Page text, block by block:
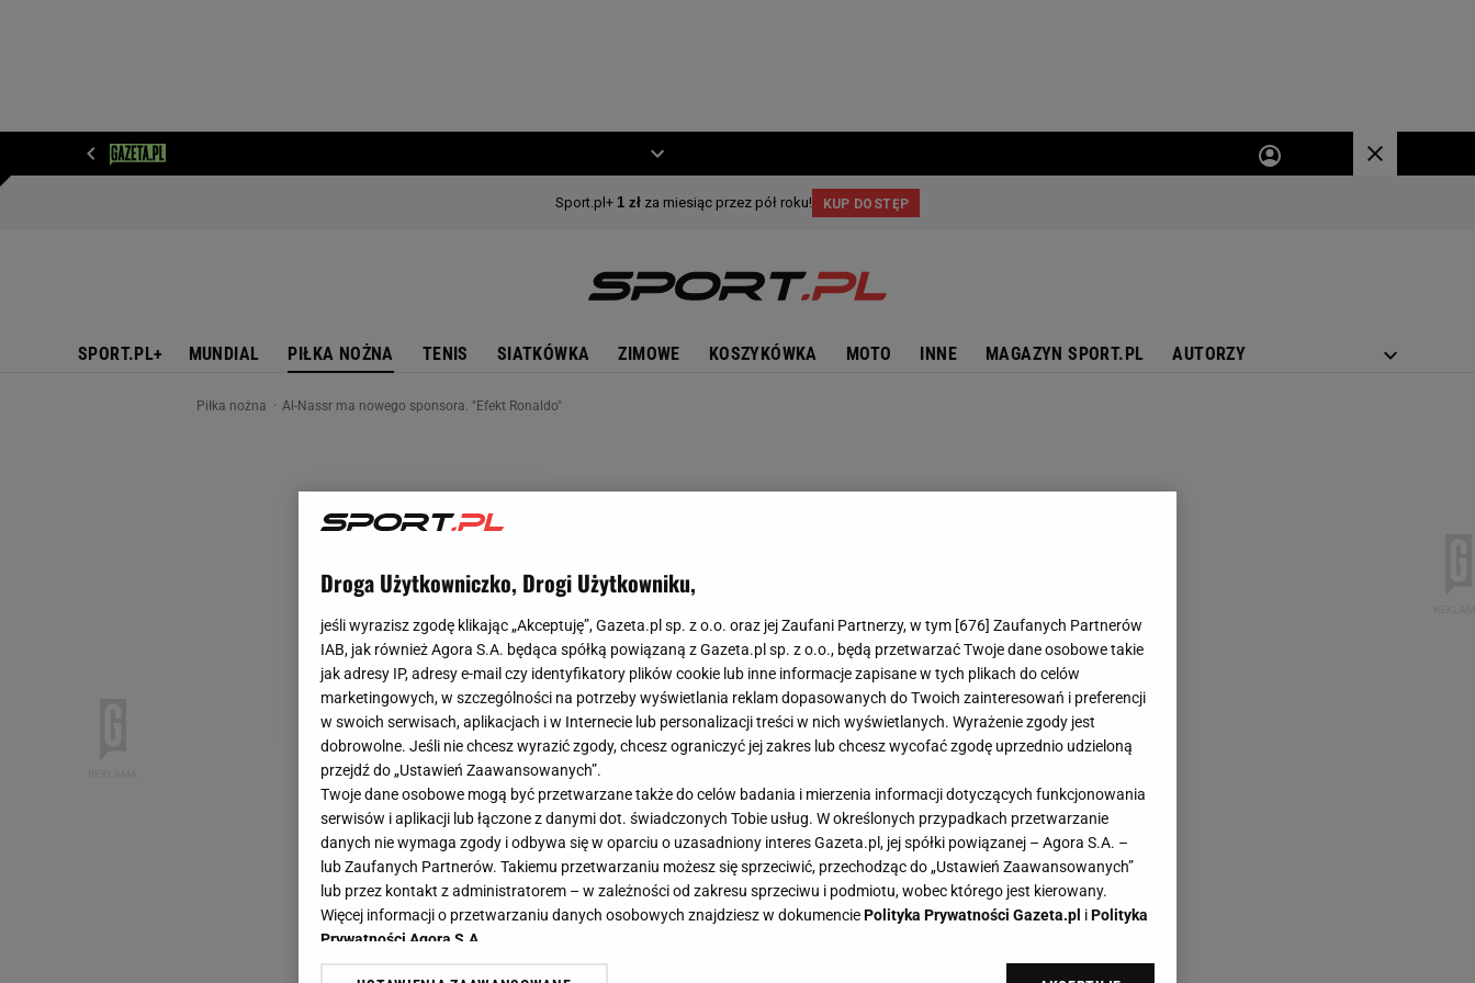
SPORT.PL+ MUNDIAL PIŁKA NOŻNA TENIS SIATKÓWKA ZIMOWE KOSZYKÓWKA MOTO INNE MAGAZYN SPORT.PL AUTORZY
Piłka nożna Al-Nassr ma nowego sponsora. "Efekt Ronaldo"
Droga Użytkowniczko, Drogi Użytkowniku,
jeśli wyrazisz zgodę klikając „Akceptuję”, Gazeta.pl sp. z o.o. oraz jej Zaufani Partnerzy, w tym [676] Zaufanych Partnerów
IAB, jak również Agora S.A. będąca spółką powiązaną z Gazeta.pl sp. z o.o., będą przetwarzać Twoje dane osobowe takie
jak adresy IP, adresy e-mail czy identyfikatory plików cookie lub inne informacje zapisane w tych plikach do celów
marketingowych, w szczególności na potrzeby wyświetlania reklam dopasowanych do Twoich zainteresowań i preferencji
w swoich serwisach, aplikacjach i w Internecie lub personalizacji treści w nich wyświetlanych. Wyrażenie zgody jest
dobrowolne. Jeśli nie chcesz wyrazić zgody, chcesz ograniczyć jej zakres lub chcesz wycofać zgodę uprzednio udzieloną
przejdź do „Ustawień Zaawansowanych”.
Twoje dane osobowe mogą być przetwarzane także do celów badania i mierzenia informacji dotyczących funkcjonowania
serwisów i aplikacji lub łączone z danymi dot. świadczonych Tobie usług. W określonych przypadkach przetwarzanie
danych nie wymaga zgody i odbywa się w oparciu o uzasadniony interes Gazeta.pl, jej spółki powiązanej – Agora S.A. –
lub Zaufanych Partnerów. Takiemu przetwarzaniu możesz się sprzeciwić, przechodząc do „Ustawień Zaawansowanych”
lub przez kontakt z administratorem – w zależności od zakresu sprzeciwu i podmiotu, wobec którego jest kierowany.
Więcej informacji o przetwarzaniu danych osobowych znajdziesz w dokumenciePolityka Prywatności Gazeta.pl iPolityka
Prywatności Agora S.A.